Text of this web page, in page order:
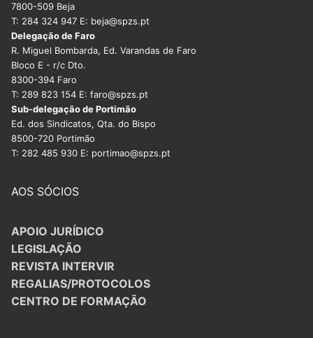
7800-509 Beja
T: 284 324 947 E: beja@spzs.pt
Delegação de Faro
R. Miguel Bombarda, Ed. Varandas de Faro
Bloco E - r/c Dto.
8300-394 Faro
T: 289 823 154 E: faro@spzs.pt
Sub-delegação de Portimão
Ed. dos Sindicatos, Qta. do Bispo
8500-720 Portimão
T: 282 485 930 E: portimao@spzs.pt
AOS SÓCIOS
APOIO JURÍDICO
LEGISLAÇÃO
REVISTA INTERVIR
REGALIAS/PROTOCOLOS
CENTRO DE FORMAÇÃO